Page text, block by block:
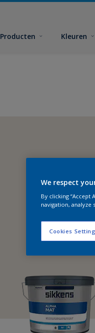
Producten Kleuren
We respect
By clicking
navigation, analyze
Cookies